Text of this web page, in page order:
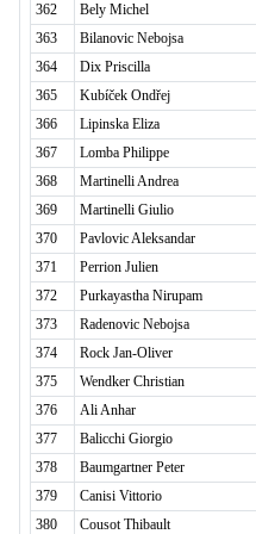
362
Bely Michel
363
Bilanovic Nebojsa
364
Dix Priscilla
365
Kubíček Ondřej
366
Lipinska Eliza
367
Lomba Philippe
368
Martinelli Andrea
369
Martinelli Giulio
370
Pavlovic Aleksandar
371
Perrion Julien
372
Purkayastha Nirupam
373
Radenovic Nebojsa
374
Rock Jan-Oliver
375
Wendker Christian
376
Ali Anhar
377
Balicchi Giorgio
378
Baumgartner Peter
379
Canisi Vittorio
380
Cousot Thibault